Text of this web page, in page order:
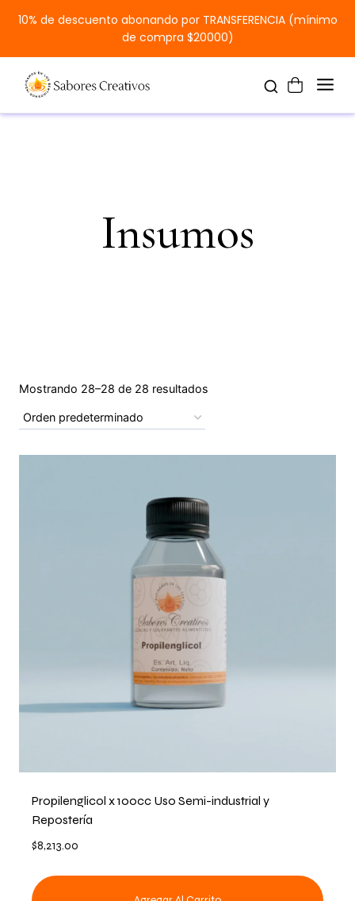
10% de descuento abonando por TRANSFERENCIA (mínimo
de compra $20000)
Insumos
Mostrando 28–28 de 28 resultados
Propilenglicol x 100cc Uso Semi-industrial y
Repostería
$8,213.00